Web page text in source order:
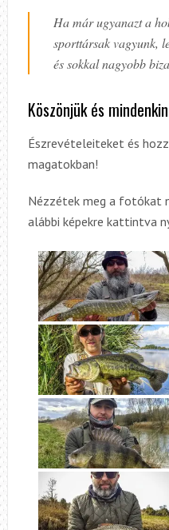
Ha már ugyanazt a
sporttársak vagyunk,
és sokkal nagyobb
Köszönjük és
Észrevételeiteket és
magatokban!
Nézzétek meg a fotókat
alábbi képekre kattintva